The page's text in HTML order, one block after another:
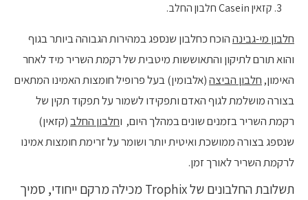
קזאין Casein חלבון החלב.
חלבון מי-גבינההוכח כחלבון שנספג במהירות הגבוהה ביותר בגוף
והוא תורם לתיקון והתאוששות מיטבית של רקמת השריר מיד לאחר
האימון, חלבון הביצה(אלבומין) בעל פרופיל חומצות האמינו המתאים
בצורה מושלמת לגוף האדם ותפקידו לשמור על תפקוד תקין של
רקמת השריר בזמנים שונים במהלך היום, וחלבון החלב(קזאין)
שנספג בצורה ממושכת ואיטית יותר ושומר על זרימת חומצות אמינו
לרקמת השריר לאורך זמן.
תשלובת החלבונים של Trophix מכילה מרקם ייחודי, סמיך